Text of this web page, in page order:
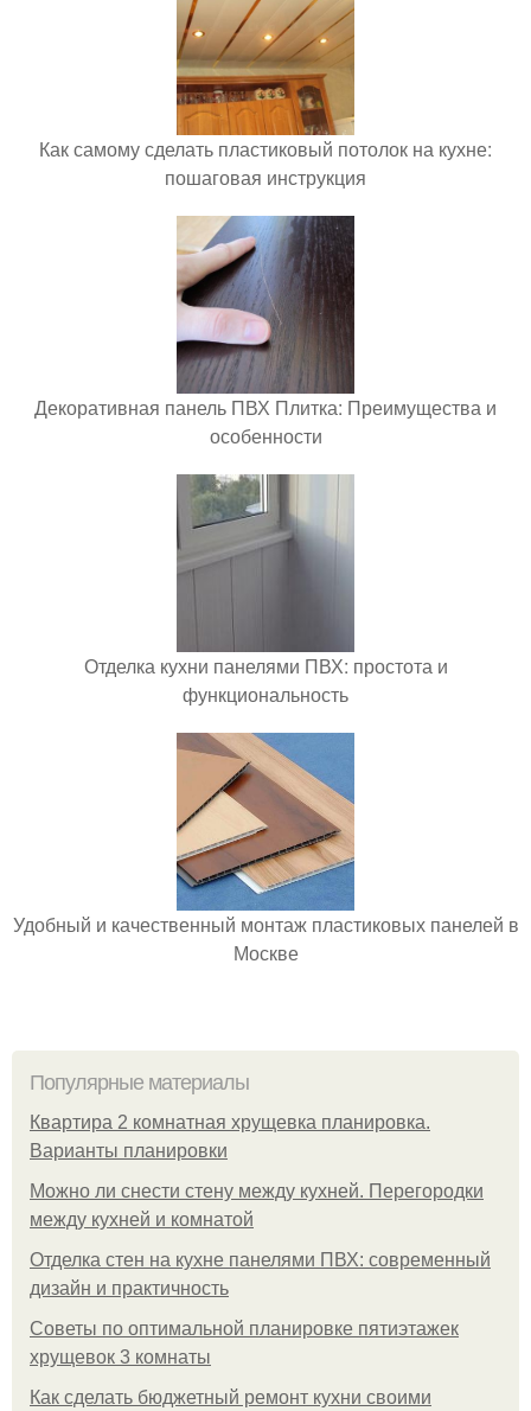
Как самому сделать пластиковый потолок на кухне:
пошаговая инструкция
Декоративная панель ПВХ Плитка: Преимущества и
особенности
Отделка кухни панелями ПВХ: простота и
функциональность
Удобный и качественный монтаж пластиковых панелей в
Москве
Популярные материалы
Квартира 2 комнатная хрущевка планировка.
Варианты планировки
Можно ли снести стену между кухней. Перегородки
между кухней и комнатой
Отделка стен на кухне панелями ПВХ: современный
дизайн и практичность
Советы по оптимальной планировке пятиэтажек
хрущевок 3 комнаты
Как сделать бюджетный ремонт кухни своими